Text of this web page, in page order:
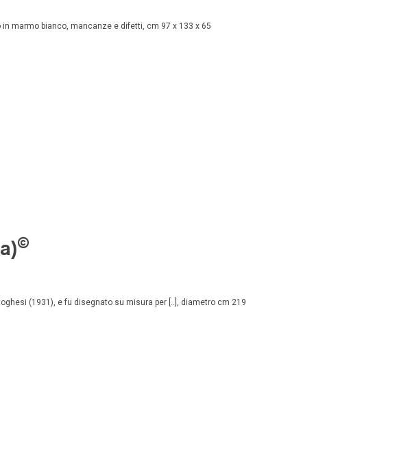
marmo bianco, mancanze e difetti, cm 97 x 133 x 65
©
(1931), e fu disegnato su misura per [..], diametro cm 219